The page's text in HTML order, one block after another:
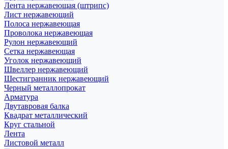
Лента нержавеющая (штрипс)
Лист нержавеющий
Полоса нержавеющая
Проволока нержавеющая
Рулон нержавеющий
Сетка нержавеющая
Уголок нержавеющий
Швеллер нержавеющий
Шестигранник нержавеющий
Черный металлопрокат
Арматура
Двутавровая балка
Квадрат металлический
Круг стальной
Лента
Листовой металл